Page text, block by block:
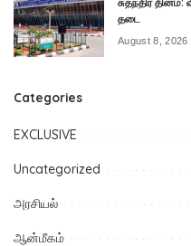
தடை
August 8, 2026
Categories
EXCLUSIVE
Uncategorized
அரசியல்
ஆன்மீகம்